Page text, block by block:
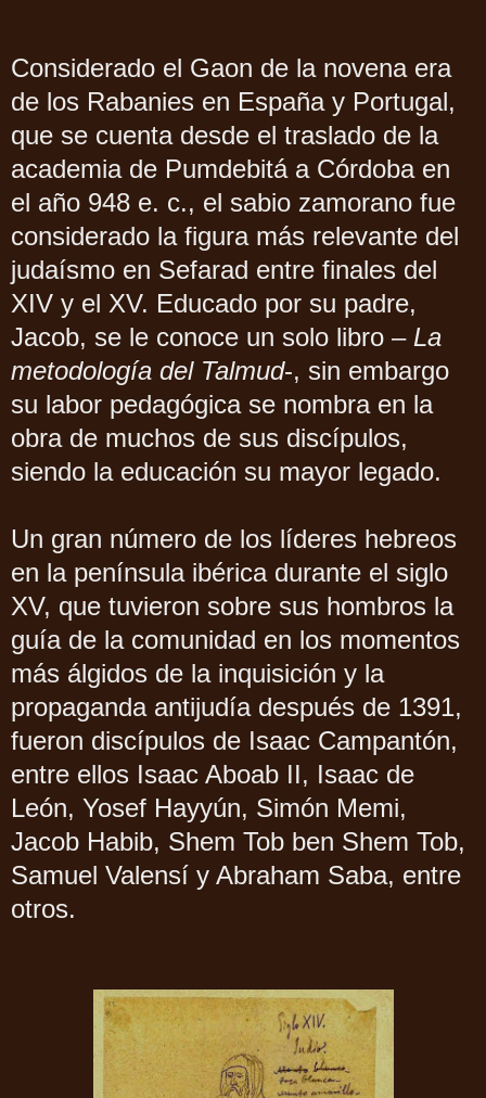
Considerado el Gaon de la novena era
de los Rabanies en España y Portugal,
que se cuenta desde el traslado de la
academia de Pumdebitá a Córdoba en
el año 948 e. c., el sabio zamorano fue
considerado la figura más relevante del
judaísmo en Sefarad entre finales del
XIV y el XV. Educado por su padre,
Jacob, se le conoce un solo libro – La
metodología del Talmud-, sin embargo
su labor pedagógica se nombra en la
obra de muchos de sus discípulos,
siendo la educación su mayor legado.
Un gran número de los líderes hebreos
en la península ibérica durante el siglo
XV, que tuvieron sobre sus hombros la
guía de la comunidad en los momentos
más álgidos de la inquisición y la
propaganda antijudía después de 1391,
fueron discípulos de Isaac Campantón,
entre ellos Isaac Aboab II, Isaac de
León, Yosef Hayyún, Simón Memi,
Jacob Habib, Shem Tob ben Shem Tob,
Samuel Valensí y Abraham Saba, entre
otros.